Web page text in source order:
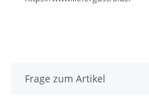
Frage zum Artikel